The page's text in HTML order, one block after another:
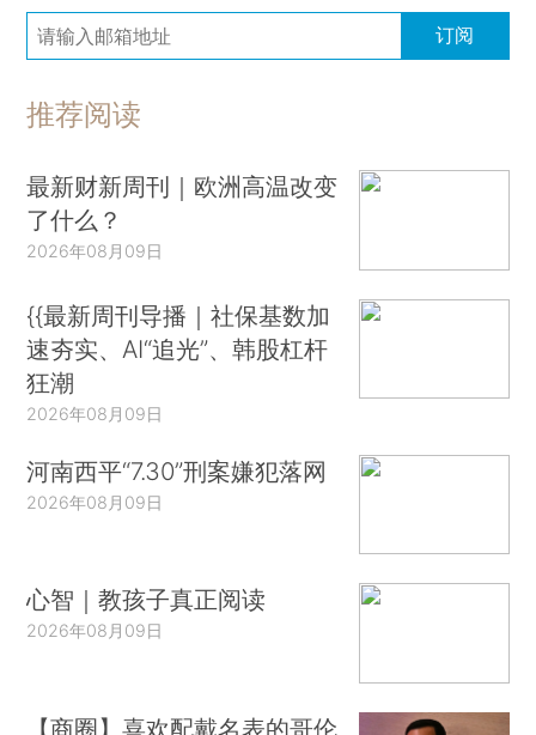
订阅
推荐阅读
最新财新周刊｜欧洲高温改变
了什么？
2026年08月09日
{{最新周刊导播｜社保基数加
速夯实、AI“追光”、韩股杠杆
狂潮
2026年08月09日
河南西平“7.30”刑案嫌犯落网
2026年08月09日
心智｜教孩子真正阅读
2026年08月09日
【商圈】喜欢配戴名表的哥伦